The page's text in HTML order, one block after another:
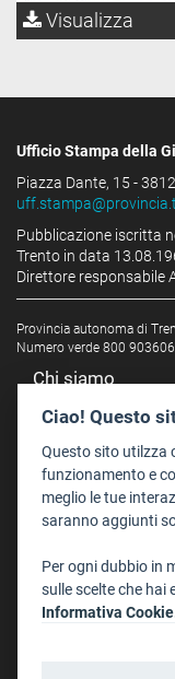
Visualizza
Ufficio Stampa della
Piazza Dante, 15 -
Pubblicazione iscritta
Trento in data
Direttore responsabile
Provincia autonoma di
Numero verde 800 903606
Chi siamo
Redazione
Staff
Format - Centro
Trentino Film
Dove Siamo
Struttura di
Ciao! Questo
Questo sito utilzza
funzionamento e
meglio le tue
saranno aggiunti
Per ogni dubbio in
sulle scelte che hai
Informativa